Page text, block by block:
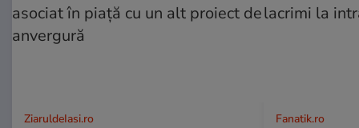
ZiaruldeIasi.ro Fanatik.ro